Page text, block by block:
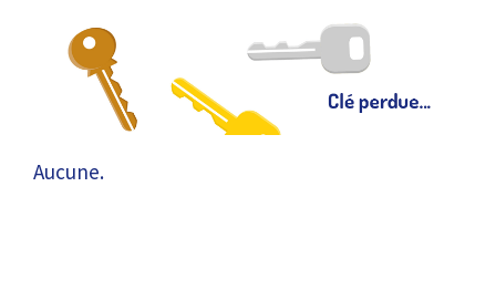
Aucune.